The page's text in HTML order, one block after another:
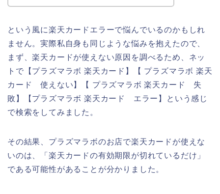
という風に楽天カードエラーで悩んでいるのかもしれ
ません。実際私自身も同じような悩みを抱えたので、
まず、楽天カードが使えない原因を調べるため、ネッ
トで【プラズマラボ 楽天カード】【 プラズマラボ 楽天
カード 使えない】【 プラズマラボ 楽天カード 失
敗】【プラズマラボ 楽天カード エラー】という感じ
で検索をしてみました。
その結果、プラズマラボのお店で楽天カードが使えな
いのは、「楽天カードの有効期限が切れているだけ」
である可能性があることが分かりました。